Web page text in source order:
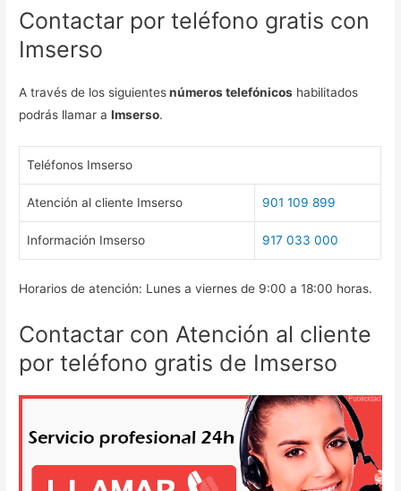
Contactar por teléfono gratis con
Imserso
A través de los siguientesnúmeros telefónicos habilitados
podrás llamar aImserso.
Teléfonos Imserso
Atención al cliente Imserso 901 109 899
Información Imserso 917 033 000
Horarios de atención: Lunes a viernes de 9:00 a 18:00 horas.
Contactar con Atención al cliente
por teléfono gratis de Imserso